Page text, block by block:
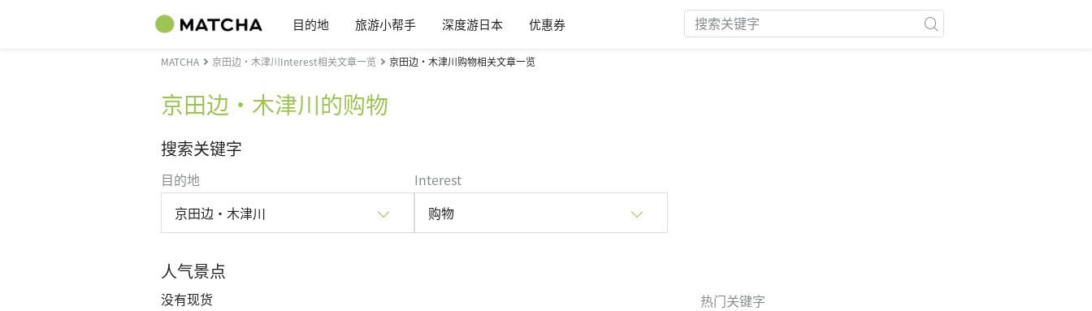
目的地 旅游小帮手 深度游日本 优惠券
MATCHA 京田边・木津川Interest相关文章一览 京田边・木津川购物相关文章一览
京田边・木津川的购物
搜索关键字
目的地
京田边・木津川
Interest
购物
人气景点
没有现货 热门关键字